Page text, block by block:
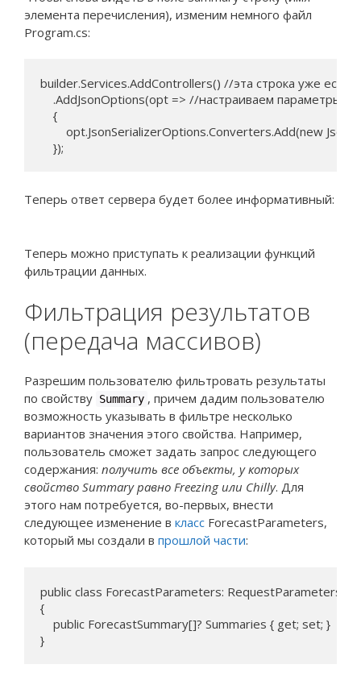
элемента перечисления), изменим немного файл
Program.cs:
builder.Services.AddControllers() //эта строка уже есть
.AddJsonOptions(opt => //настраиваем параметры
    {
opt.JsonSerializerOptions.Converters.Add(new
    });
Теперь ответ сервера будет более информативный:
Теперь можно приступать к реализации функций
фильтрации данных.
Фильтрация результатов
(передача массивов)
Разрешим пользователю фильтровать результаты
по свойству Summary , причем дадим пользователю
возможность указывать в фильтре несколько
вариантов значения этого свойства. Например,
пользователь сможет задать запрос следующего
содержания: получить все объекты, у которых
свойство Summary равно Freezing или Chilly. Для
этого нам потребуется, во-первых, внести
следующее изменение в класс ForecastParameters,
который мы создали в прошлой части:
public class ForecastParameters: RequestParameters
{
    public ForecastSummary[]? Summaries { get; set; }
}